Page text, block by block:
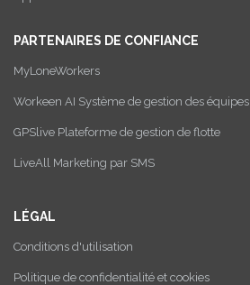
PARTENAIRES DE CONFIANCE
MyLoneWorkers
Workeen AI Système de gestion des équipes
GPSlive Plateforme de gestion de flotte
LiveAll Marketing par SMS
LÉGAL
Conditions d'utilisation
Politique de confidentialité et cookies